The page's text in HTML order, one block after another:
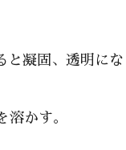
凝固、透明にな
かす。